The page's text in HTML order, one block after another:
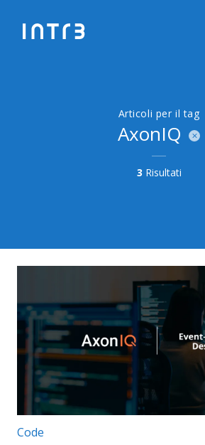
Articoli per il tag
AxonIQ
3 Risultati
Categorie articolo:
Code